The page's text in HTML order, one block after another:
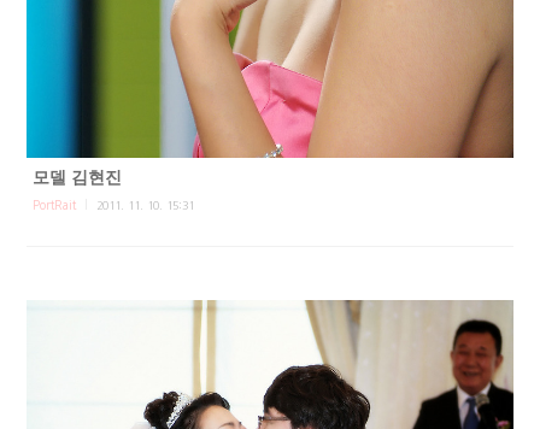
모델 김현진
PortRait 2011. 11. 10. 15:31